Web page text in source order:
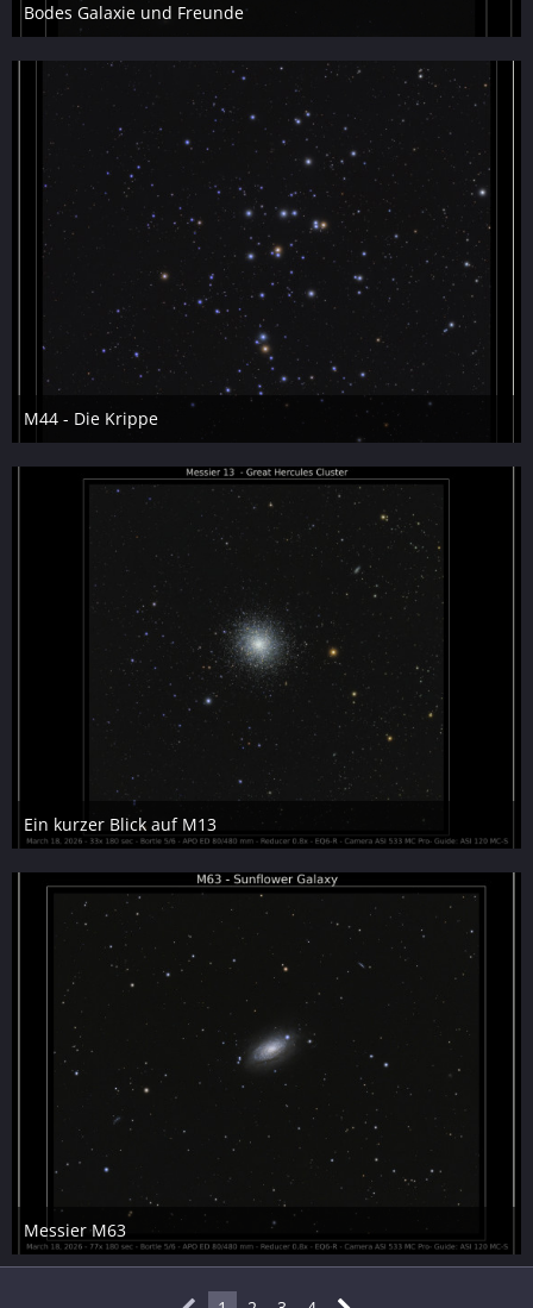
Bodes Galaxie und Freunde
7. April 2026
15
M44 - Die Krippe
6. April 2026
9
Ein kurzer Blick auf M13
6. April 2026
15
Messier M63
6. April 2026